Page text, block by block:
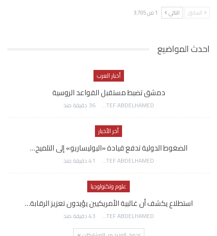
السابق التالي 1 من 3٬705
احدث المواضيع
أخبار العرب
دمشق تضبط مستقبل القواعد الروسية
AWATEF ABDELHAMED 36 دقيقة منذ
أخر الأخبار
الضغوط الدولية تدفع قيادة «البوليساريو» إلى التلميح…
AWATEF ABDELHAMED 41 دقيقة منذ
علوم وتكنولوجيا
استطلاع يكشف أن غالبية الأمريكيين يؤيدون تعزيز الرقابة…
AWATEF ABDELHAMED 43 دقيقة منذ